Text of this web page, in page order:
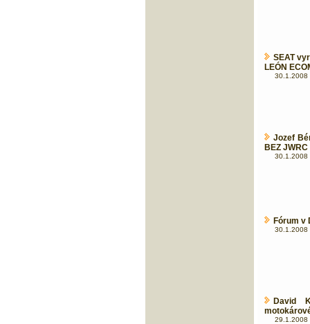
SEAT
LEÓN
30.1.2008
Jozef
BEZ
30.1.2008
Fórum v
30.1.2008
David
29.1.2008